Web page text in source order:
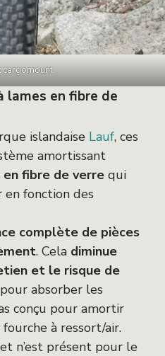
lames en fibre de
islandaise Lauf, ces
amortissant
en fibre de verre qui
fonction des
complète de pièces
. Cela diminue
et le risque de
absorber les
conçu pour amortir
à ressort/air.
n’est présent pour le